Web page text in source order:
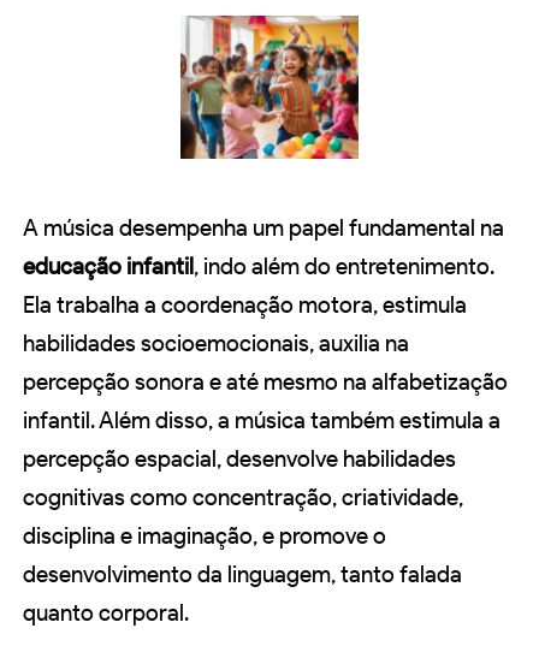
A música desempenha um papel fundamental na
educação infantil, indo além do entretenimento.
Ela trabalha a coordenação motora, estimula
habilidades socioemocionais, auxilia na
percepção sonora e até mesmo na alfabetização
infantil. Além disso, a música também estimula a
percepção espacial, desenvolve habilidades
cognitivas como concentração, criatividade,
disciplina e imaginação, e promove o
desenvolvimento da linguagem, tanto falada
quanto corporal.